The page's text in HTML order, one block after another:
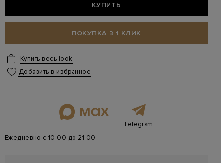
КУПИТЬ
ПОКУПКА В 1 КЛИК
Купить весь look
Добавить в избранное
Telegram
Ежедневно с 10:00 до 21:00